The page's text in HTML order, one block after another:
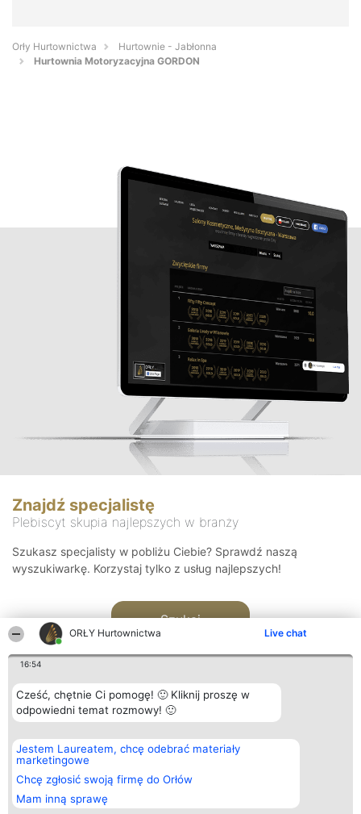
ORŁY Hurtownictwa Live chat
16:54
Cześć, chętnie Ci pomogę! 🙂 Kliknij proszę w
odpowiedni temat rozmowy! 🙂
Jestem Laureatem, chcę odebrać materiały
marketingowe
Chcę zgłosić swoją firmę do Orłów
Mam inną sprawę
Orły Hurtownictwa
Hurtownie - Jabłonna
Hurtownia Motoryzacyjna GORDON
Znajdź specjalistę
Plebiscyt skupia najlepszych w branży
Szukasz specjalisty w pobliżu Ciebie? Sprawdź naszą
wyszukiwarkę. Korzystaj tylko z usług najlepszych!
Szukaj
Organizator plebiscytu
Bright Side Solutions sp. z o.
o. sp. k.
ul. Ruska 22
Wrocław 50-079
KRS 0000749100 | Regon
381313360 | NIP 8943132676
Plebiscyt
Laureaci
wszystkich
Laureatów
Regulamin
Kontakt
Kontakt